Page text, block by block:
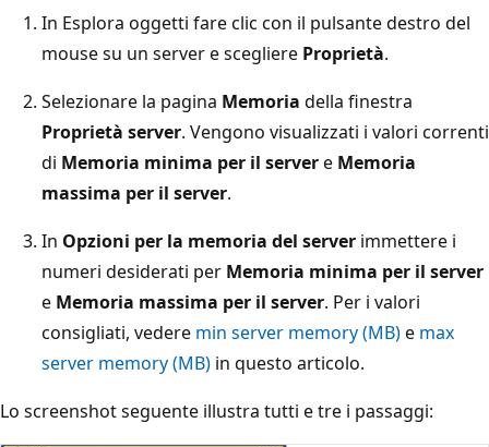
In Esplora oggetti fare clic con il pulsante destro del
mouse su un server e scegliere Proprietà.
Selezionare la pagina Memoria della finestra
Proprietà server. Vengono visualizzati i valori correnti
di Memoria minima per il servere Memoria
massima per il server.
In Opzioni per la memoria del server immettere i
numeri desiderati per Memoria minima per il server
e Memoria massima per il server. Per i valori
consigliati, vedere min server memory (MB)e max
server memory (MB) in questo articolo.
Lo screenshot seguente illustra tutti e tre i passaggi: